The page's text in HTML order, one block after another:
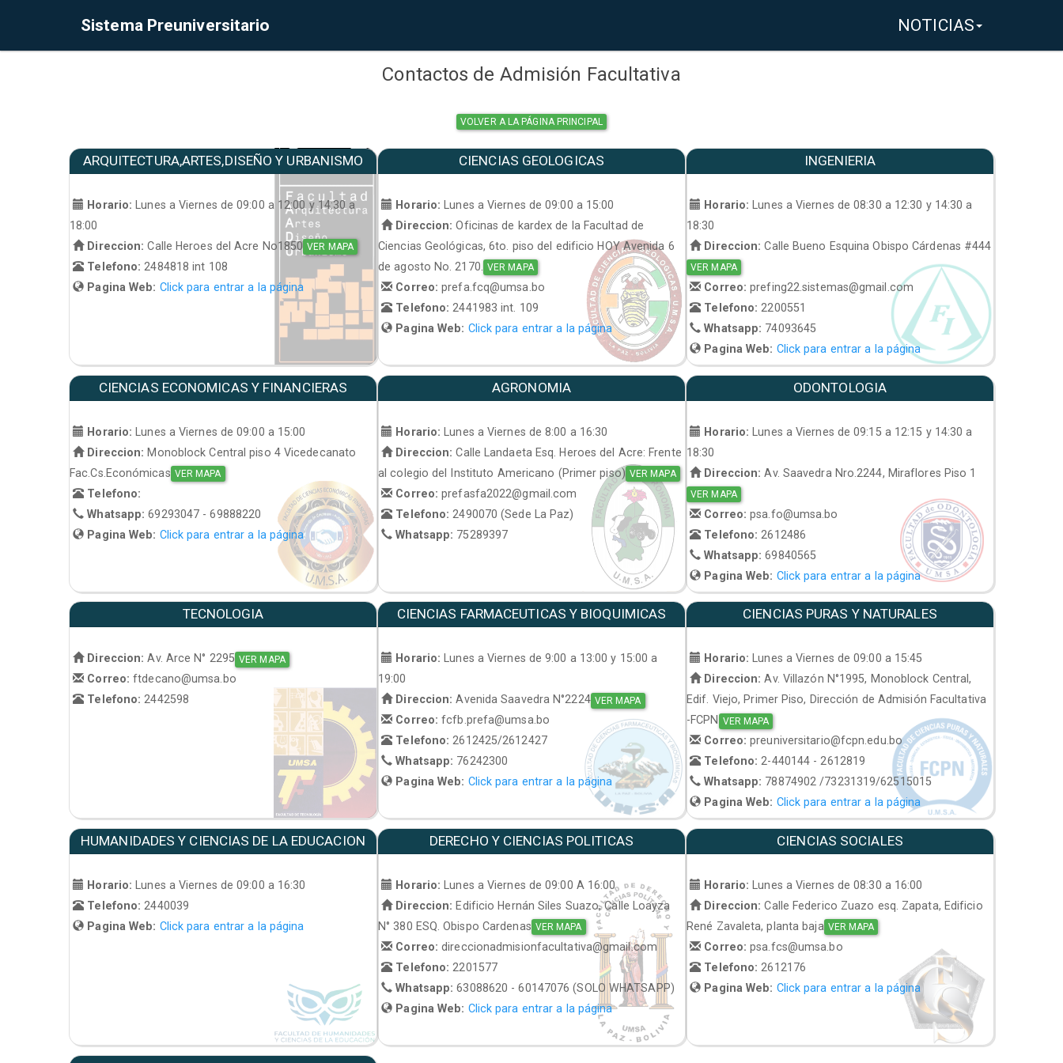
Sistema Preuniversitario NOTICIAS
Contactos de Admisión Facultativa
VOLVER A LA PÁGINA PRINCIPAL
ARQUITECTURA,ARTES,DISEÑO Y URBANISMO
Horario:
Lunes a Viernes de 09:00 a 12:00 y 14:30 a
18:00
Direccion: Calle Heroes del Acre No1850 VER MAPA
Telefono: 2484818 int 108
Pagina Web: Click para entrar a la página
CIENCIAS GEOLOGICAS
Horario:
Lunes a Viernes de 09:00 a 15:00
Direccion: Oficinas de kardex de la Facultad de
Ciencias Geológicas, 6to. piso del edificio HOY Avenida 6
de agosto No. 2170.
VER MAPA
Correo:prefa.fcq@umsa.bo
Telefono: 2441983 int. 109
Pagina Web: Click para entrar a la página
INGENIERIA
Horario:
Lunes a Viernes de 08:30 a 12:30 y 14:30 a
18:30
Direccion: Calle Bueno Esquina Obispo Cárdenas #444
VER MAPA
Correo:prefing22.sistemas@gmail.com
Telefono: 2200551
Whatsapp: 74093645
Pagina Web: Click para entrar a la página
CIENCIAS ECONOMICAS Y FINANCIERAS
Horario:
Lunes a Viernes de 09:00 a 15:00
Direccion: Monoblock Central piso 4 Vicedecanato
Fac.Cs.Económicas VER MAPA
Telefono:
Whatsapp:69293047 - 69888220
Pagina Web: Click para entrar a la página
AGRONOMIA
Horario:
Lunes a Viernes de 8:00 a 16:30
Direccion: Calle Landaeta Esq. Heroes del Acre: Frente
al colegio del Instituto Americano (Primer piso) VER MAPA
Correo:prefasfa2022@gmail.com
Telefono: 2490070 (Sede La Paz)
Whatsapp: 75289397
ODONTOLOGIA
Horario:
Lunes a Viernes de 09:15 a 12:15 y 14:30 a
18:30
Direccion: Av. Saavedra Nro.2244, Miraflores Piso 1
VER MAPA
Correo:psa.fo@umsa.bo
Telefono: 2612486
Whatsapp:69840565
Pagina Web: Click para entrar a la página
TECNOLOGIA
Direccion: Av. Arce N° 2295 VER MAPA
Correo:ftdecano@umsa.bo
Telefono:2442598
CIENCIAS FARMACEUTICAS Y BIOQUIMICAS
Horario: Lunes a Viernes de 9:00 a 13:00 y 15:00 a
19:00
Direccion: Avenida Saavedra N°2224 VER MAPA
Correo:fcfb.prefa@umsa.bo
Telefono:2612425/2612427
Whatsapp: 76242300
Pagina Web: Click para entrar a la página
CIENCIAS PURAS Y NATURALES
Horario: Lunes a Viernes de 09:00 a 15:45
Direccion: Av. Villazón N°1995, Monoblock Central,
Edif. Viejo, Primer Piso, Dirección de Admisión Facultativa
-FCPN VER MAPA
Correo:preuniversitario@fcpn.edu.bo
Telefono:2-440144 - 2612819
Whatsapp: 78874902 /73231319/62515015
Pagina Web: Click para entrar a la página
HUMANIDADES Y CIENCIAS DE LA EDUCACION
Horario:
Lunes a Viernes de 09:00 a 16:30
Telefono: 2440039
Pagina Web: Click para entrar a la página
DERECHO Y CIENCIAS POLITICAS
Horario:
Lunes a Viernes de 09:00 A 16:00
Direccion: Edificio Hernán Siles Suazo, Calle Loayza
N° 380 ESQ. Obispo Cardenas VER MAPA
Correo:direccionadmisionfacultativa@gmail.com
Telefono: 2201577
Whatsapp:63088620 - 60147076 (SOLO WHATSAPP)
Pagina Web: Click para entrar a la página
CIENCIAS SOCIALES
Horario:
Lunes a Viernes de 08:30 a 16:00
Direccion: Calle Federico Zuazo esq. Zapata, Edificio
René Zavaleta, planta baja VER MAPA
Correo:psa.fcs@umsa.bo
Telefono: 2612176
Pagina Web: Click para entrar a la página